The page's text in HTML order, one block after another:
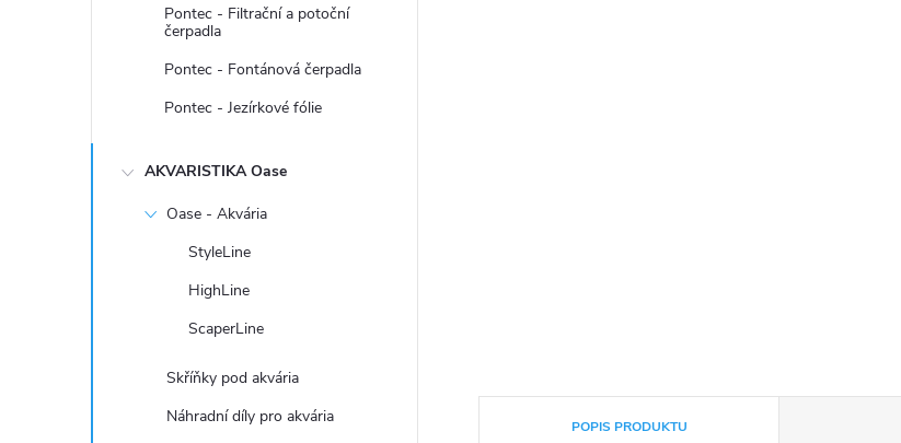
n
Pontec - Filtrační a potoční
čerpadla
Pontec - Fontánová čerpadla
Pontec - Jezírkové fólie
AKVARISTIKA Oase
Oase - Akvária
StyleLine
HighLine
ScaperLine
Skříňky pod akvária
Náhradní díly pro akvária
POPIS PRODUKTU